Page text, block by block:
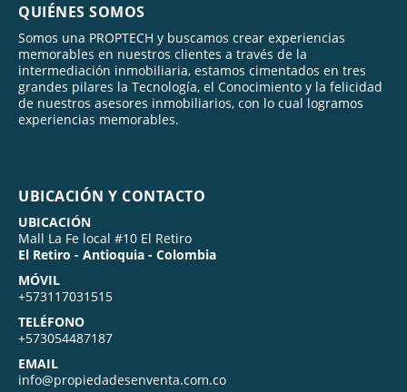
QUIÉNES SOMOS
Somos una PROPTECH y buscamos crear experiencias
memorables en nuestros clientes a través de la
intermediación inmobiliaria, estamos cimentados en tres
grandes pilares la Tecnología, el Conocimiento y la felicidad
de nuestros asesores inmobiliarios, con lo cual logramos
experiencias memorables.
UBICACIÓN Y CONTACTO
UBICACIÓN
Mall La Fe local #10 El Retiro
El Retiro - Antioquia - Colombia
MÓVIL
+573117031515
TELÉFONO
+573054487187
EMAIL
info@propiedadesenventa.com.co